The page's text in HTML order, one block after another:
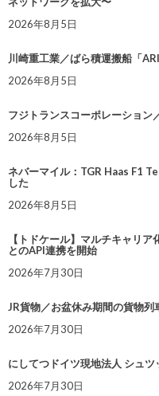
2026年8月5日
川崎重工業／ばら積運搬船「
2026年8月5日
フジトランスコーポレーション
2026年8月5日
ネバーマイル：TGR Haas F1
した
2026年8月5日
【トドケール】マルチキャリ
とのAPI連携を開始
2026年7月30日
JR貨物／お盆休み期間の貨物列
2026年7月30日
にしてつドイツ現地法人 シュ
2026年7月30日